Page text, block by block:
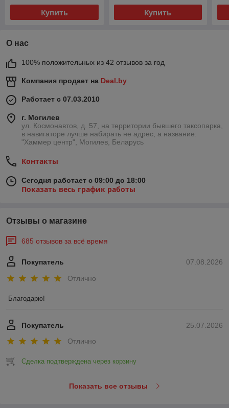
Купить Купить
О нас
100% положительных из 42 отзывов за год
Компания продает на Deal.by
Работает с 07.03.2010
г. Могилев
ул. Космонавтов, д. 57, на территории бывшего таксопарка,
в навигаторе лучше набирать не адрес, а название:
"Хаммер центр", Могилев, Беларусь
Контакты
Сегодня работает с 09:00 до 18:00
Показать весь график работы
Отзывы о магазине
685 отзывов за всё время
07.08.2026
Покупатель
Отлично
Благодарю!
25.07.2026
Покупатель
Отлично
Сделка подтверждена через корзину
Показать все отзывы